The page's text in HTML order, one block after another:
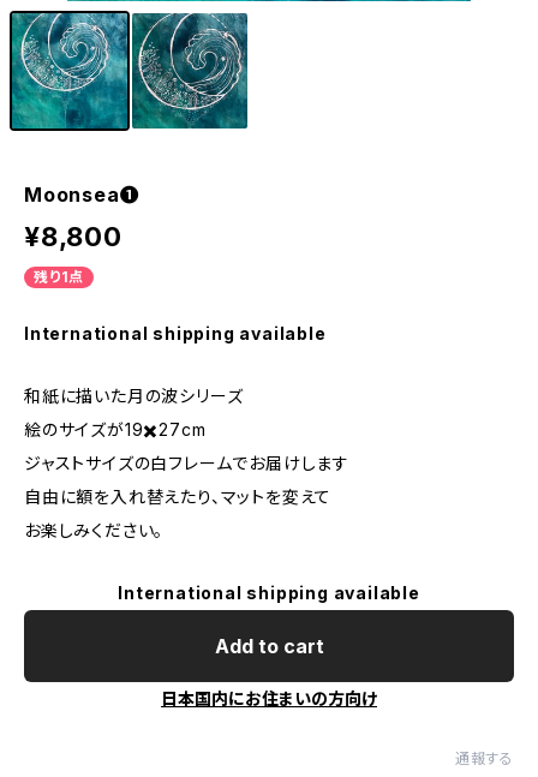
Moonsea❶
¥8,800
残り1点
International shipping available
和紙に描いた月の波シリーズ
絵のサイズが19✖️27cm
ジャストサイズの白フレームでお届けします
自由に額を入れ替えたり、マットを変えて
お楽しみください。
International shipping available
Add to cart
日本国内にお住まいの方向け
通報する